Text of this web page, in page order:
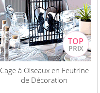
Cage à Oiseaux en Feutrine
de Décoration